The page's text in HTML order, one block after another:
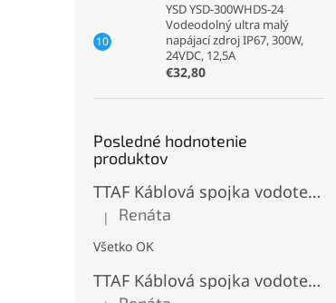
YSD YSD-300WHDS-24
Vodeodolný ultra malý
napájací zdroj IP67, 300W,
24VDC, 12,5A
€32,80
Posledné hodnotenie
produktov
TTAF Káblová spojka vodotesná IP68, Typu "T" , 3 pinová, 20A, 2,5mm², M20
Hodnotenie produktu je 5 z 5 hviezdičiek.
| Renáta
Všetko OK
TTAF Káblová spojka vodotesná IP68, "I" Priama, 3 pinová, 20A, 2,5mm², M20